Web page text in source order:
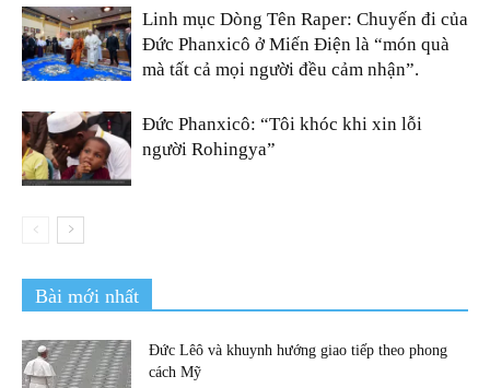
Linh mục Dòng Tên Raper: Chuyến đi của
Đức Phanxicô ở Miến Điện là “món quà
mà tất cả mọi người đều cảm nhận”.
Đức Phanxicô: “Tôi khóc khi xin lỗi
người Rohingya”
Bài mới nhất
Đức Lêô và khuynh hướng giao tiếp theo phong
cách Mỹ